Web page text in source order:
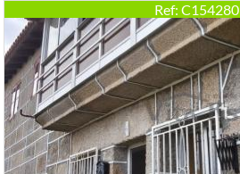
Ref: C154280